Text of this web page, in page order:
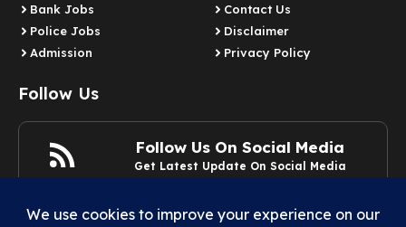
Bank Jobs
Police Jobs
Admission
Contact Us
Disclaimer
Privacy Policy
Follow Us
Follow Us On Social Media
Get Latest Update On Social Media